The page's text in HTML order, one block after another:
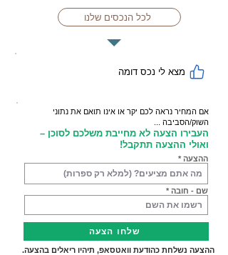
לכל הנכסים שלנו
מצא לי נכס דומה
אם המחיר נראה לכם יקר או אינו תואם את נתוני
השוק/הסביבה ...
העבירו הצעה לא מחייבת משלכם לסוכן –
ואולי ההצעה תתקבל!
ההצעה
שם - חובה
שלחו הצעה
ההצעה נשלחת כהודעת וואטסאפ, תיהיו ריאלים בהצעה.